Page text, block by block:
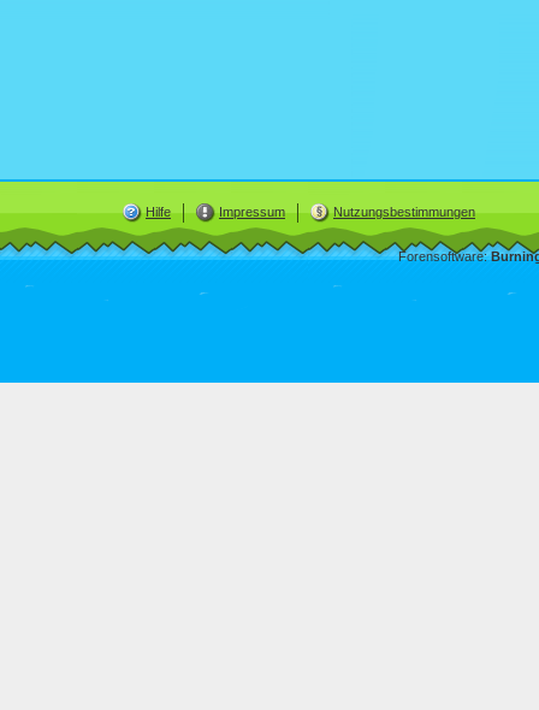
Hilfe Impressum Nutzungsbestimmungen
Forensoftware: